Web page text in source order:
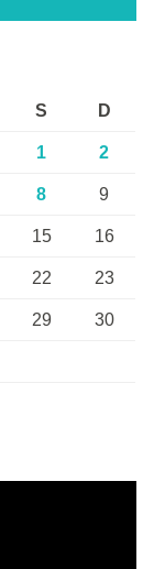
S D
1 2
8 9
15 16
22 23
29 30